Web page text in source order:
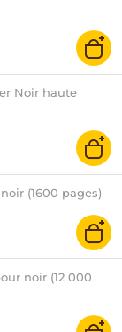
Noir haute
(1600 pages)
noir (12 000